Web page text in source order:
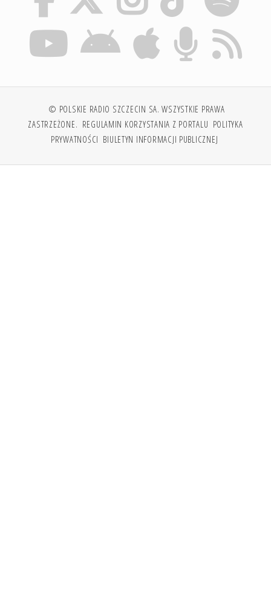
© POLSKIE RADIO SZCZECIN SA. WSZYSTKIE PRAWA
ZASTRZEŻONE. REGULAMIN KORZYSTANIA Z PORTALU POLITYKA
PRYWATNOŚCI BIULETYN INFORMACJI PUBLICZNEJ